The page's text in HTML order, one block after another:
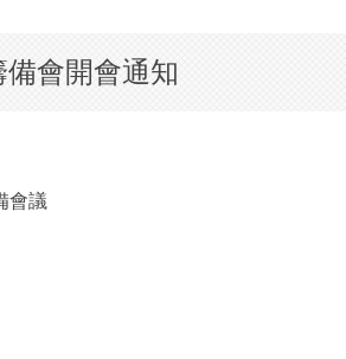
會開會通知
會議